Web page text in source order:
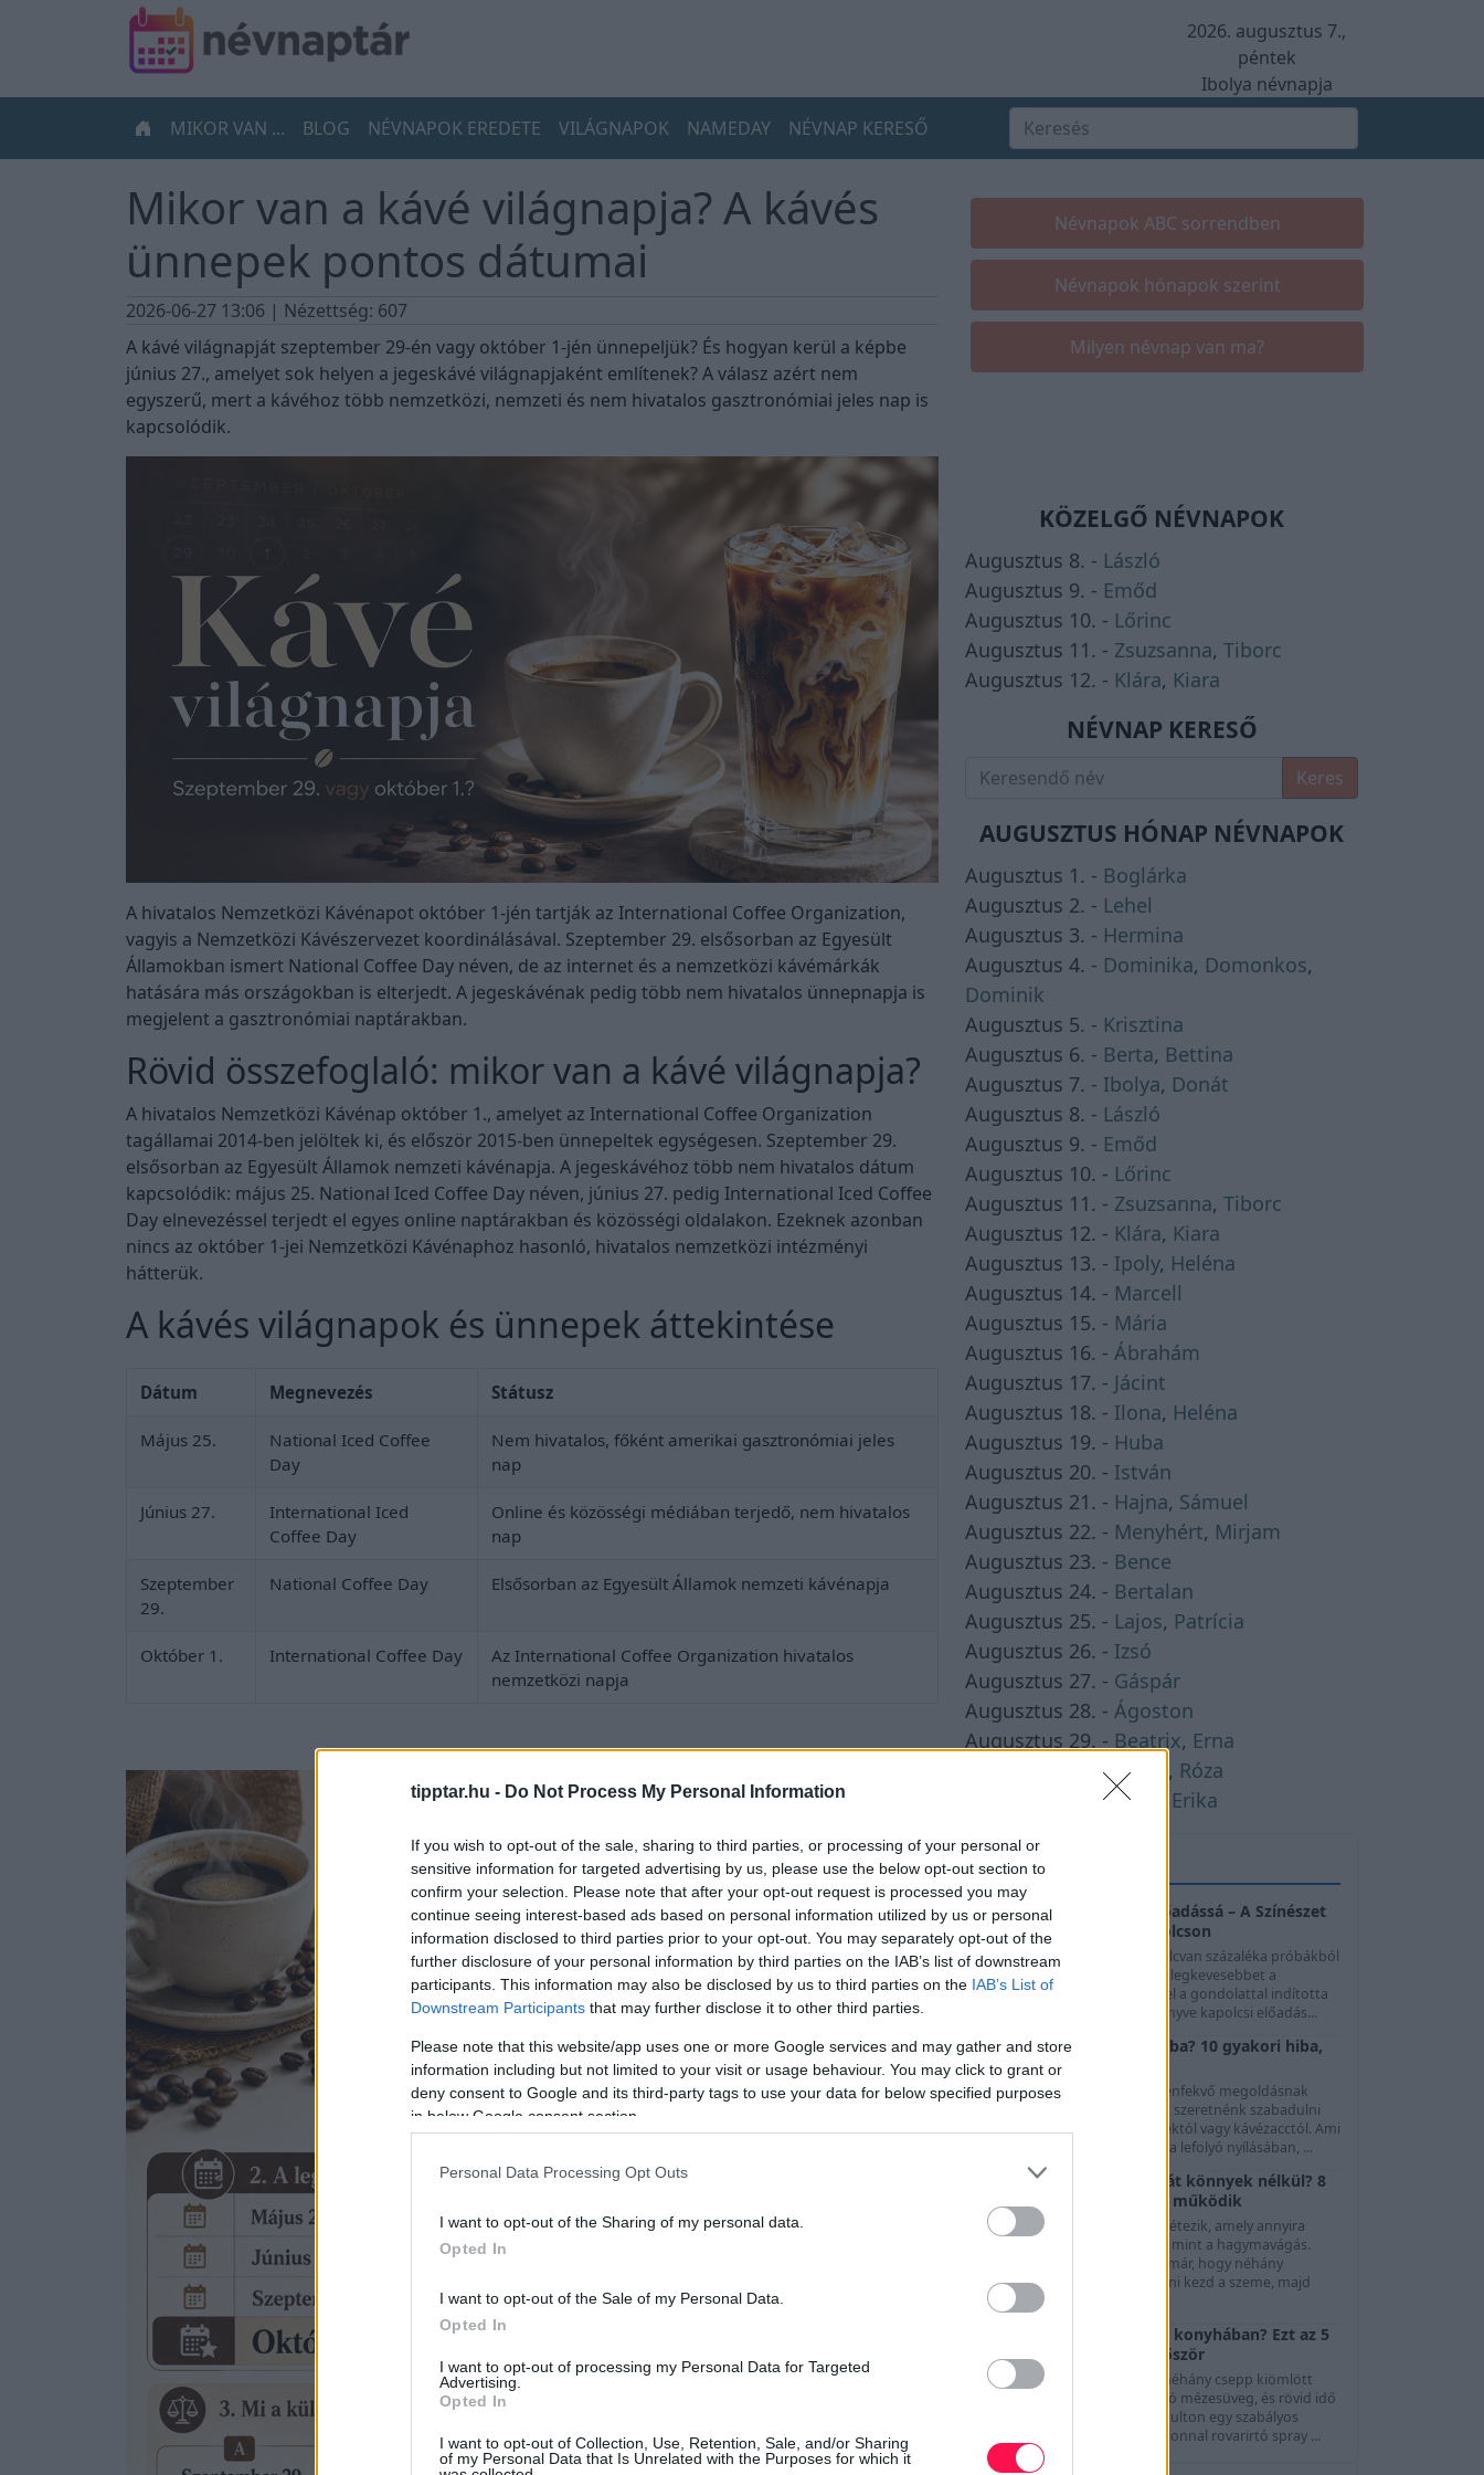
tipptar.hu - Do Not Process My Personal Information
If you wish to opt-out of the sale, sharing to third parties, or processing of your personal or
sensitive information for targeted advertising by us, please use the below opt-out section to
confirm your selection. Please note that after your opt-out request is processed you may
continue seeing interest-based ads based on personal information utilized by us or personal
information disclosed to third parties prior to your opt-out. You may separately opt-out of the
further disclosure of your personal information by third parties on the IAB’s list of downstream
participants. This information may also be disclosed by us to third parties on the IAB’s List of
Downstream Participants that may further disclose it to other third parties.
Please note that this website/app uses one or more Google services and may gather and store
information including but not limited to your visit or usage behaviour. You may click to grant or
deny consent to Google and its third-party tags to use your data for below specified purposes
in below Google consent section.
Personal Data Processing Opt Outs
I want to opt-out of the Sharing of my personal data.
Opted In
I want to opt-out of the Sale of my Personal Data.
Opted In
I want to opt-out of processing my Personal Data for Targeted
Advertising.
Opted In
I want to opt-out of Collection, Use, Retention, Sale, and/or Sharing
of my Personal Data that Is Unrelated with the Purposes for which it
2026. augusztus 7.,
péntek
Ibolya névnapja
MIKOR VAN ...
BLOG NÉVNAPOK EREDETE VILÁGNAPOK NAMEDAY NÉVNAP KERESŐ
Mikor van a kávé világnapja? A kávés
ünnepek pontos dátumai
2026-06-27 13:06 | Nézettség: 607
A kávé világnapját szeptember 29-én vagy október 1-jén ünnepeljük? És hogyan kerül a képbe
június 27., amelyet sok helyen a jegeskávé világnapjaként említenek? A válasz azért nem
egyszerű, mert a kávéhoz több nemzetközi, nemzeti és nem hivatalos gasztronómiai jeles nap is
kapcsolódik.
A hivatalos Nemzetközi Kávénapot október 1-jén tartják az International Coffee Organization,
vagyis a Nemzetközi Kávészervezet koordinálásával. Szeptember 29. elsősorban az Egyesült
Államokban ismert National Coffee Day néven, de az internet és a nemzetközi kávémárkák
hatására más országokban is elterjedt. A jegeskávénak pedig több nem hivatalos ünnepnapja is
megjelent a gasztronómiai naptárakban.
Rövid összefoglaló: mikor van a kávé világnapja?
A hivatalos Nemzetközi Kávénap október 1., amelyet az International Coffee Organization
tagállamai 2014-ben jelöltek ki, és először 2015-ben ünnepeltek egységesen. Szeptember 29.
elsősorban az Egyesült Államok nemzeti kávénapja. A jegeskávéhoz több nem hivatalos dátum
kapcsolódik: május 25. National Iced Coffee Day néven, június 27. pedig International Iced Coffee
Day elnevezéssel terjedt el egyes online naptárakban és közösségi oldalakon. Ezeknek azonban
nincs az október 1-jei Nemzetközi Kávénaphoz hasonló, hivatalos nemzetközi intézményi
hátterük.
A kávés világnapok és ünnepek áttekintése
Dátum Megnevezés Státusz
Május 25.
National Iced Coffee
Day
Nem hivatalos, főként amerikai gasztronómiai jeles
nap
Június 27.
International Iced
Coffee Day
Online és közösségi médiában terjedő, nem hivatalos
nap
Szeptember
29.
National Coffee Day Elsősorban az Egyesült Államok nemzeti kávénapja
Október 1. International Coffee Day
Az International Coffee Organization hivatalos
nemzetközi napja
Névnapok ABC sorrendben
Névnapok hónapok szerint
Milyen névnap van ma?
KÖZELGŐ NÉVNAPOK
Augusztus 8. - László
Augusztus 9. - Emőd
Augusztus 10. - Lőrinc
Augusztus 11. - Zsuzsanna, Tiborc
Augusztus 12. - Klára, Kiara
NÉVNAP KERESŐ
Keres
AUGUSZTUS HÓNAP NÉVNAPOK
Augusztus 1. - Boglárka
Augusztus 2. - Lehel
Augusztus 3. - Hermina
Augusztus 4. - Dominika, Domonkos,
Dominik
Augusztus 5. - Krisztina
Augusztus 6. - Berta, Bettina
Augusztus 7. - Ibolya, Donát
Augusztus 8. - László
Augusztus 9. - Emőd
Augusztus 10. - Lőrinc
Augusztus 11. - Zsuzsanna, Tiborc
Augusztus 12. - Klára, Kiara
Augusztus 13. - Ipoly, Heléna
Augusztus 14. - Marcell
Augusztus 15. - Mária
Augusztus 16. - Ábrahám
Augusztus 17. - Jácint
Augusztus 18. - Ilona, Heléna
Augusztus 19. - Huba
Augusztus 20. - István
Augusztus 21. - Hajna, Sámuel
Augusztus 22. - Menyhért, Mirjam
Augusztus 23. - Bence
Augusztus 24. - Bertalan
Augusztus 25. - Lajos, Patrícia
Augusztus 26. - Izsó
Augusztus 27. - Gáspár
Augusztus 28. - Ágoston
Augusztus 29. - Beatrix, Erna
Augusztus 30. - Rózsa , Róza
Augusztus 31. - Bella Erika
HASZNOS TIPPEK
Amikor a próba válik előadássá – A Színészet
Képes Nagykönyve Kapolcson
A színészek munkájának nyolcvan százaléka próbákból
áll – mégis éppen ebből lát a legkevesebbet a
közönség. Göttinger Pál ezzel a gondolattal indította
el A Színészet Képes Nagykönyve kapolcsi előadás...
Mit ne öntsünk a lefolyóba? 10 gyakori hiba,
ami dugulást okozhat
A mosogató és a lefolyó kézenfekvő megoldásnak
tűnhet, amikor gyorsan meg szeretnénk szabadulni
egy kevés olajtól, ételmaradéktól vagy kávézacctól. Ami
azonban könnyedén eltűnik a lefolyó nyílásában, ...
Hogyan vágjunk hagymát könnyek nélkül? 8
módszer, és ami tényleg működik
Kevés olyan konyhai feladat létezik, amely annyira
általános bosszúságot okoz, mint a hagymavágás.
Szinte mindenki tapasztalta már, hogy néhány
másodperc aprítás után csípni kezd a szeme, majd
megindu...
Hangyák jelentek meg a konyhában? Ezt az 5
dolgot szüntesd meg először
Elég egyetlen apró morzsa, néhány csepp kiömlött
üdítő vagy egy rosszul záródó mézesüveg, és rövid idő
alatt megjelenhet a konyhapulton egy szabályos
hangyasor. Ilyenkor sokan azonnal rovarirtó spray ...